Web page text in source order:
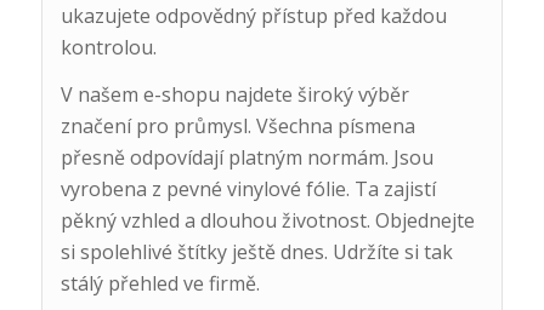
ukazujete odpovědný přístup před každou
kontrolou.
V našem e-shopu najdete široký výběr
značení pro průmysl. Všechna písmena
přesně odpovídají platným normám. Jsou
vyrobena z pevné vinylové fólie. Ta zajistí
pěkný vzhled a dlouhou životnost. Objednejte
si spolehlivé štítky ještě dnes. Udržíte si tak
stálý přehled ve firmě.